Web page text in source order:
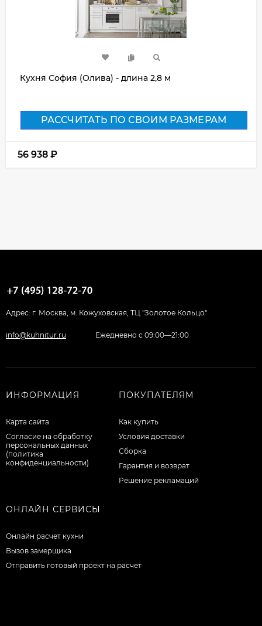
Кухня София (Олива) - длина 2,8 м
РАССЧИТАТЬ ПО СВОИМ РАЗМЕРАМ
56 938 ₽
Адрес: г. Москва, м. Кожуховская, ТЦ "Золотое Кольцо"
info@kuhnitur.ru Ежедневно с 09:00—21:00
ИНФОРМАЦИЯ
Карта сайта
Согласие на обработку
персональных данных
(политика
конфиденциальности)
ПОКУПАТЕЛЯМ
Как купить
Условия доставки
Сборка
Гарантия и возврат
Решение рекламаций
ОНЛАЙН СЕРВИСЫ
Онлайн расчет кухни
Вызов замерщика
Отправить готовый проект на расчет